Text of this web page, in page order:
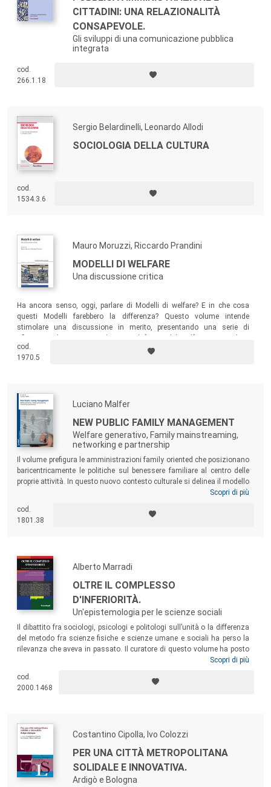
CITTADINI: UNA RELAZIONALITÀ
CONSAPEVOLE.
Gli sviluppi di una comunicazione pubblica
integrata
cod.
266.1.18
Sergio Belardinelli, Leonardo Allodi
SOCIOLOGIA DELLA CULTURA
cod.
1534.3.6
Mauro Moruzzi, Riccardo Prandini
MODELLI DI WELFARE
Una discussione critica
Ha ancora senso, oggi, parlare di Modelli di welfare? E in che cosa
questi Modelli farebbero la differenza? Questo volume intende
stimolare una discussione in merito, presentando una serie di
locale.
cod.
1970.5
Luciano Malfer
NEW PUBLIC FAMILY MANAGEMENT
Welfare generativo, Family mainstreaming,
networking e partnership
Il volume prefigura le amministrazioni family oriented che posizionano
baricentricamente le politiche sul benessere familiare al centro delle
proprie attività. In questo nuovo contesto culturale si delinea il modello
di amministrazione del “New Public Family Management” che
certificazioni familiari, i distretti famiglia, i marchi e gli standard
famiglia, le premialità, la sussidiarietà orizzontale, ecc.
Scopri di più
cod.
1801.38
Alberto Marradi
OLTRE IL COMPLESSO
D'INFERIORITÀ.
Un'epistemologia per le scienze sociali
Il dibattito fra sociologi, psicologi e politologi sull’unità o la differenza
del metodo fra scienze fisiche e scienze umane e sociali ha perso la
rilevanza che aveva in passato. Il curatore di questo volume ha posto
il problema durante il primo Congresso latinoamericano di
Ne è nata questa antologia, il cui curatore sottopone alla comunità
scientifica il progetto di formulare un’epistemologia specifica per le
Scopri di più
cod.
2000.1468
Costantino Cipolla, Ivo Colozzi
PER UNA CITTÀ METROPOLITANA
SOLIDALE E INNOVATIVA.
Ardigò e Bologna